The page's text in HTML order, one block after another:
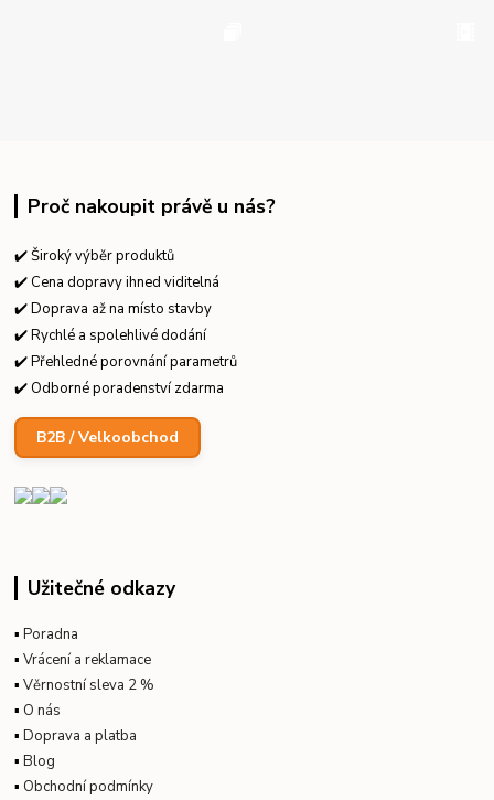
Proč nakoupit právě u nás?
✔️ Široký výběr produktů
✔️ Cena dopravy ihned viditelná
✔️ Doprava až na místo stavby
✔️ Rychlé a spolehlivé dodání
✔️ Přehledné porovnání parametrů
✔️ Odborné poradenství zdarma
B2B / Velkoobchod
Užitečné odkazy
▪Poradna
▪Vrácení a reklamace
▪Věrnostní sleva 2 %
▪ O nás
▪Doprava a platba
▪Blog
▪ Obchodní podmínky